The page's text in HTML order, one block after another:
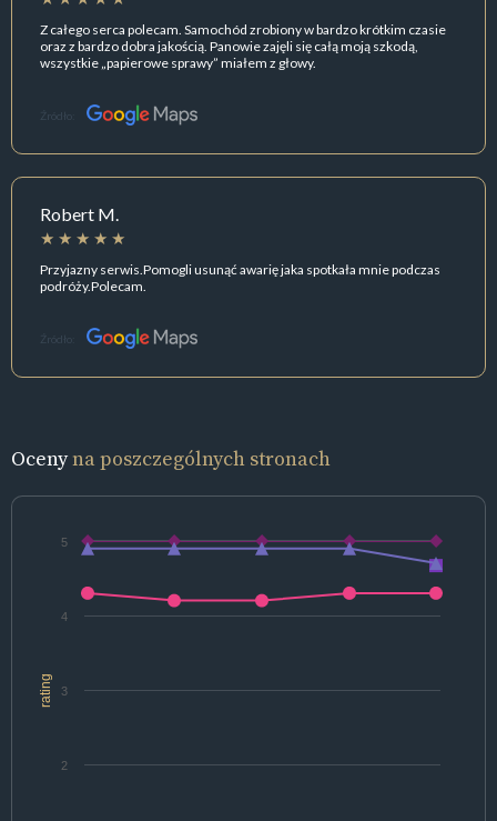
Z całego serca polecam. Samochód zrobiony w bardzo krótkim czasie
oraz z bardzo dobra jakością. Panowie zajęli się całą moją szkodą,
wszystkie „papierowe sprawy” miałem z głowy.
Źródło:
Robert M.
Przyjazny serwis.Pomogli usunąć awarię jaka spotkała mnie podczas
podróży.Polecam.
Źródło:
Ocenyna poszczególnych stronach
rating
2
3
4
5